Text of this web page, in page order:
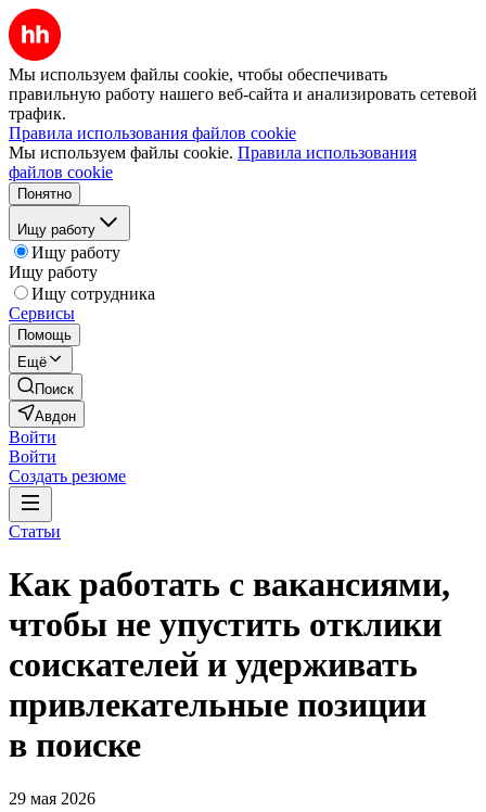
Мы используем файлы cookie, чтобы обеспечивать
правильную работу нашего веб-сайта и анализировать сетевой
трафик.
Правила использования файлов cookie
Мы используем файлы cookie. Правила использования
файлов cookie
Понятно
Ищу работу
Ищу работу
Ищу работу
Ищу сотрудника
Сервисы
Помощь
Ещё
Поиск
Авдон
Войти
Войти
Создать резюме
Статьи
Как работать с вакансиями,
чтобы не упустить отклики
соискателей и удерживать
привлекательные позиции
в поиске
29 мая 2026